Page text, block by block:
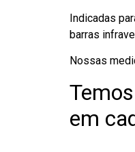
Indicadas
barras
Nossas
em